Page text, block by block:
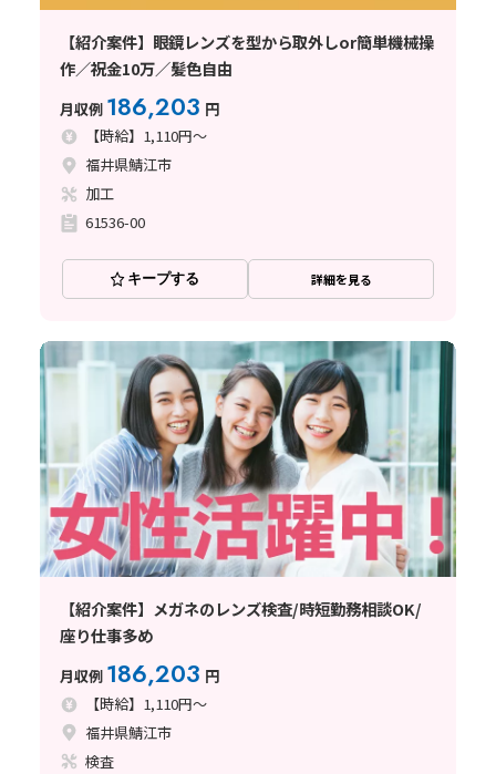
【紹介案件】眼鏡レンズを型から取外しor簡単機械操
作／祝金10万／髪色自由
月収例 186,203 円
【時給】1,110円～
福井県鯖江市
加工
61536-00
キープする 詳細を見る
【紹介案件】メガネのレンズ検査/時短勤務相談OK/
座り仕事多め
月収例 186,203 円
【時給】1,110円～
福井県鯖江市
検査